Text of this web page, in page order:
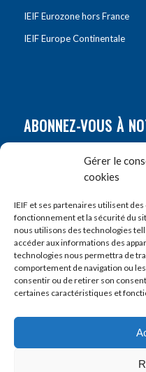
Gérer le
cookies
IEIF et ses partenaires utilisent
fonctionnement et la sécurité du
nous utilisons des technologies
accéder aux informations des
technologies nous permettra de
comportement de navigation ou
consentir ou de retirer son
certaines caractéristiques et
IEIF Eurozone hors France
IEIF Europe Continentale
ABONNEZ-VOUS À
Prénom
E-mail*